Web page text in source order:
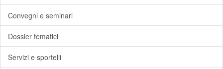
Convegni e seminari
Dossier tematici
Servizi e sportelli